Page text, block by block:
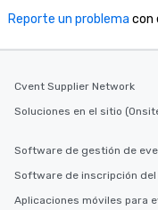
Reporte un problema con
Cvent Supplier Network
Soluciones en el sitio
Software de gestión de
Software de inscripción del
Aplicaciones móviles para